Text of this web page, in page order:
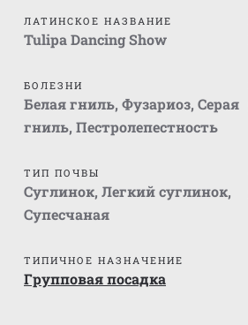
ЛАТИНСКОЕ НАЗВАНИЕ
Tulipa Dancing Show
БОЛЕЗНИ
Белая гниль, Фузариоз, Серая
гниль, Пестролепестность
ТИП ПОЧВЫ
Суглинок, Легкий суглинок,
Супесчаная
ТИПИЧНОЕ НАЗНАЧЕНИЕ
Групповая посадка